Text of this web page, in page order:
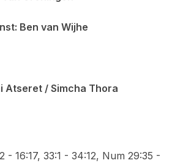
Ben van Wijhe
Atseret / Simcha Thora
- 16:17, 33:1 - 34:12, Num 29:35 -